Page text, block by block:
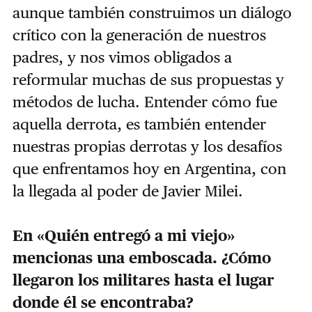
aunque también construimos un diálogo
crítico con la generación de nuestros
padres, y nos vimos obligados a
reformular muchas de sus propuestas y
métodos de lucha. Entender cómo fue
aquella derrota, es también entender
nuestras propias derrotas y los desafíos
que enfrentamos hoy en Argentina, con
la llegada al poder de Javier Milei.
En «Quién entregó a mi viejo»
mencionas una emboscada. ¿Cómo
llegaron los militares hasta el lugar
donde él se encontraba?